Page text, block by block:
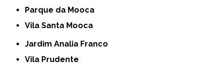
Parque da Mooca
Vila Santa Mooca
Jardim Analia Franco
Vila Prudente